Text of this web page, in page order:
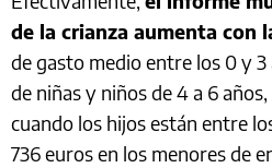
de la crianza aumenta con
de gasto medio entre los 0 y 3
de niñas y niños de 4 a 6
cuando los hijos están entre
736 euros en los menores de